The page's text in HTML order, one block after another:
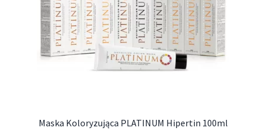
Maska Koloryzująca PLATINUM Hipertin 100ml